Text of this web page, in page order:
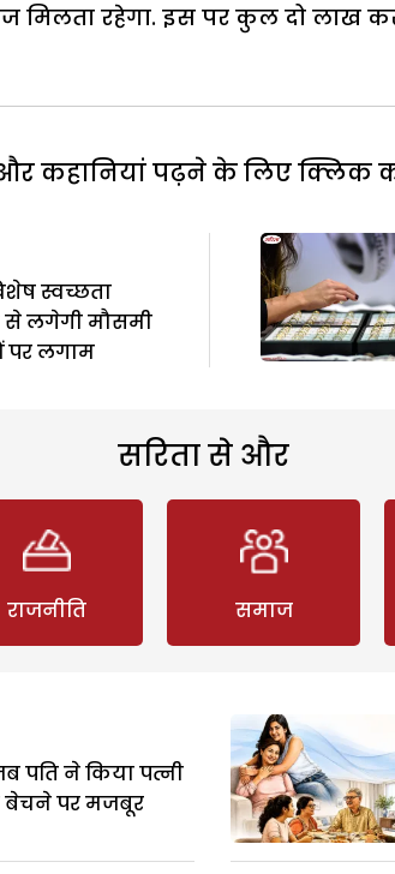
मिलता रहेगा. इस पर कुल दो लाख
कहानियां पढ़ने के लिए क्लिक
स्वच्छता
से लगेगी मौसमी
पर लगाम
सरिता से और
राजनीति समाज
पति ने किया पत्नी
बेचने पर मजबूर